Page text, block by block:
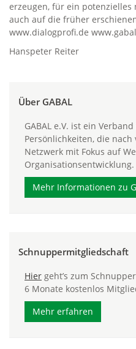
erzeugen, für ein potenzielles
auch auf die früher
www.dialogprofi.de
Hanspeter Reiter
Über GABAL
GABAL e.V. ist ein
Persönlichkeiten, die
Netzwerk mit Fokus auf
Organisationsentwicklung.
Mehr Informationen zu
Schnuppermitgliedschaft
Hier geht’s zum
6 Monate kostenlos
Mehr erfahren